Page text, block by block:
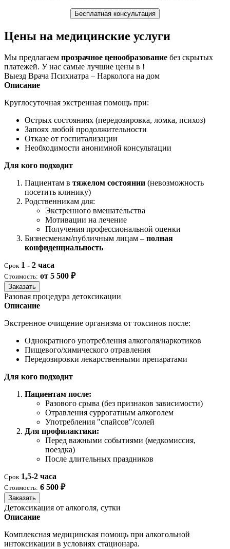
Бесплатная консультация
Цены на медицинские услуги
Мы предлагаем прозрачное ценообразование без скрытых
платежей. У нас самые лучшие цены в !
Выезд Врача Психиатра – Нарколога на дом
Описание
Круглосуточная экстренная помощь при:
Острых состояниях (передозировка, ломка, психоз)
Запоях любой продолжительности
Отказе от госпитализации
Необходимости анонимной консультации
Для кого подходит
Пациентам в тяжелом состоянии (невозможность
посетить клинику)
Родственникам для:
Экстренного вмешательства
Мотивации на лечение
Получения профессиональной оценки
Бизнесменам/публичным лицам – полная
конфиденциальность
Срок 1 - 2 часа
Стоимость: от 5 500 ₽
Заказать
Разовая процедура детоксикации
Описание
Экстренное очищение организма от токсинов после:
Однократного употребления алкоголя/наркотиков
Пищевого/химического отравления
Передозировки лекарственными препаратами
Для кого подходит
Пациентам после:
Разового срыва (без признаков зависимости)
Отравления суррогатным алкоголем
Употребления "спайсов"/солей
Для профилактики:
Перед важными событиями (медкомиссия,
поездка)
После длительных праздников
Срок 1,5-2 часа
Стоимость: 6 500 ₽
Заказать
Детоксикация от алкоголя, сутки
Описание
Комплексная медицинская помощь при алкогольной
интоксикации в условиях стационара.